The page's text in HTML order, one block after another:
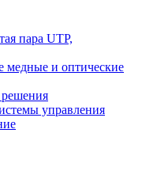
пара UTP,
и оптические
управления